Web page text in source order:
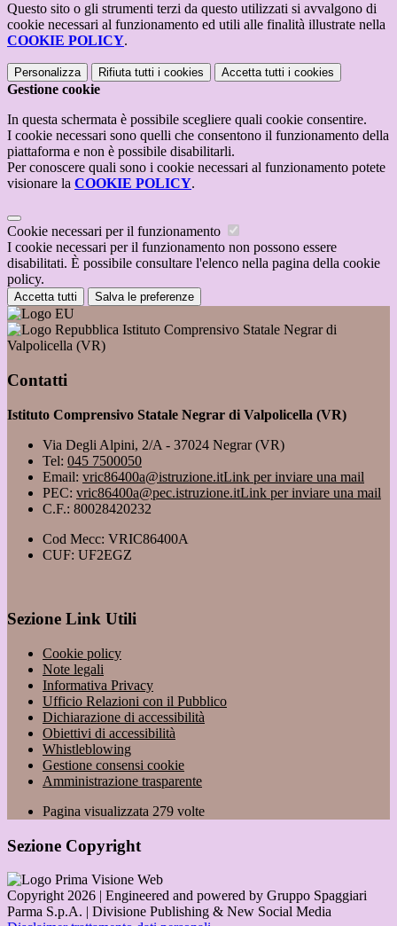
Questo sito o gli strumenti terzi da questo utilizzati si avvalgono di
cookie necessari al funzionamento ed utili alle finalità illustrate nella
COOKIE POLICY.
Personalizza Rifiuta tutti i cookies Accetta tutti i cookies
Gestione cookie
In questa schermata è possibile scegliere quali cookie consentire.
I cookie necessari sono quelli che consentono il funzionamento della
piattaforma e non è possibile disabilitarli.
Per conoscere quali sono i cookie necessari al funzionamento potete
visionare la COOKIE POLICY.
Cookie necessari per il funzionamento
I cookie necessari per il funzionamento non possono essere
disabilitati. È possibile consultare l'elenco nella pagina della cookie
policy.
Accetta tutti Salva le preferenze
Istituto Comprensivo Statale Negrar di
Valpolicella (VR)
Contatti
Istituto Comprensivo Statale Negrar di Valpolicella (VR)
Via Degli Alpini, 2/A - 37024 Negrar (VR)
Tel: 045 7500050
Email: vric86400a@istruzione.itLink per inviare una mail
PEC: vric86400a@pec.istruzione.itLink per inviare una mail
C.F.: 80028420232
Cod Mecc: VRIC86400A
CUF: UF2EGZ
Sezione Link Utili
Cookie policy
Note legali
Informativa Privacy
Ufficio Relazioni con il Pubblico
Dichiarazione di accessibilità
Obiettivi di accessibilità
Whistleblowing
Gestione consensi cookie
Amministrazione trasparente
Pagina visualizzata 279 volte
Sezione Copyright
Copyright 2026 | Engineered and powered by Gruppo Spaggiari
Parma S.p.A. | Divisione Publishing & New Social Media